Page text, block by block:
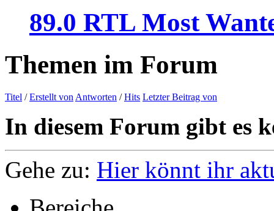
89.0 RTL Most
Themen im Forum
Titel /Erstellt von Antworten /Hits Letzter Beitrag von
In diesem Forum gibt es
Gehe zu: Hier könnt ihr